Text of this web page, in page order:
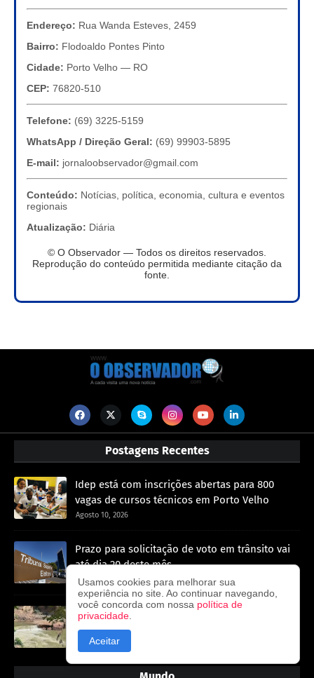
Endereço: Rua Wanda Esteves, 2459
Bairro: Flodoaldo Pontes Pinto
Cidade: Porto Velho — RO
CEP: 76820-510
Telefone: (69) 3225-5159
WhatsApp / Direção Geral: (69) 99903-5895
E-mail: jornaloobservador@gmail.com
Conteúdo: Notícias, política, economia, cultura e eventos
regionais
Atualização: Diária
© O Observador — Todos os direitos reservados.
Reprodução do conteúdo permitida mediante citação da
fonte.
Postagens Recentes
Idep está com inscrições abertas para 800
vagas de cursos técnicos em Porto Velho
Agosto 10, 2026
Prazo para solicitação de voto em trânsito vai
até dia 20 deste mês
Agosto 10, 2026
Homem morre afogado após mergulhar em
área de pesca em Rondônia
Agosto 10, 2026
Usamos cookies para melhorar sua
experiência no site. Ao continuar navegando,
você concorda com nossa política de
privacidade
Aceitar